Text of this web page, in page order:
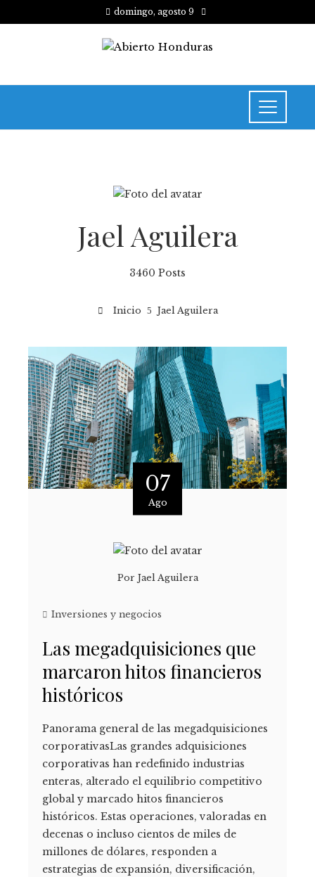
domingo, agosto 9
Jael Aguilera
3460 Posts
Inicio Jael Aguilera
07
Ago
Por Jael Aguilera
Inversiones y negocios
Las megadquisiciones que
marcaron hitos financieros
históricos
Panorama general de las megadquisiciones
corporativasLas grandes adquisiciones
corporativas han redefinido industrias
enteras, alterado el equilibrio competitivo
global y marcado hitos financieros
históricos. Estas operaciones, valoradas en
decenas o incluso cientos de miles de
millones de dólares, responden a
estrategias de expansión, diversificación,